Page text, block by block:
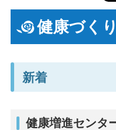
健康づく
新着
健康増進センタ